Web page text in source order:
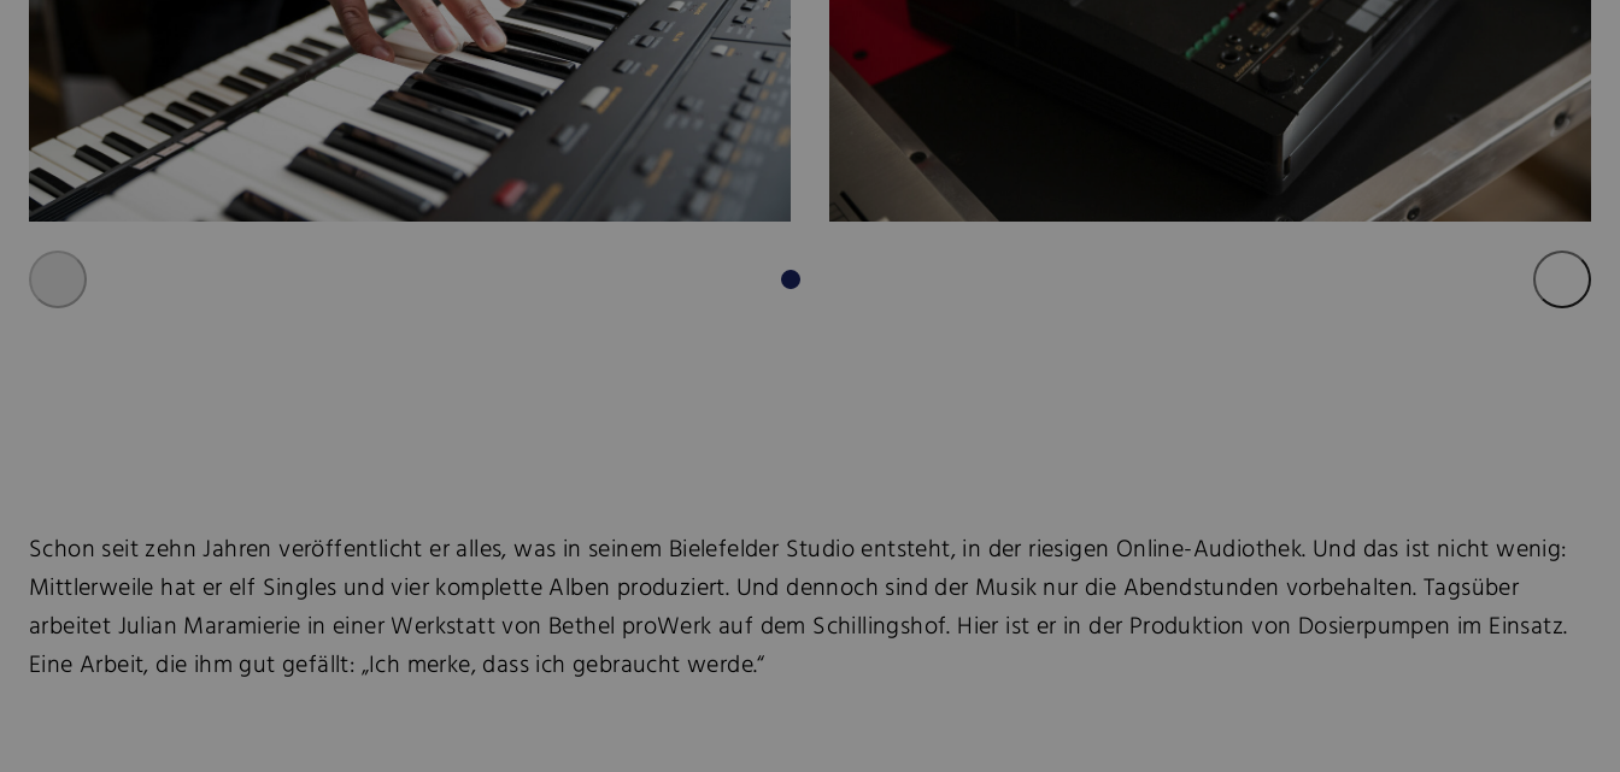
Schon seit zehn Jahren veröffentlicht er alles, was in seinem Bielefelder Studio entsteht, in der riesigen Online-Audiothek. Und das ist nicht wenig:
Mittlerweile hat er elf Singles und vier komplette Alben produziert. Und dennoch sind der Musik nur die Abendstunden vorbehalten. Tagsüber
arbeitet Julian Maramierie in einer Werkstatt von Bethel proWerk auf dem Schillingshof. Hier ist er in der Produktion von Dosierpumpen im Einsatz.
Eine Arbeit, die ihm gut gefällt: „Ich merke, dass ich gebraucht werde.“